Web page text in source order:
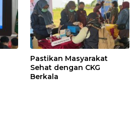
Pastikan Masyarakat
Sehat dengan CKG
Berkala